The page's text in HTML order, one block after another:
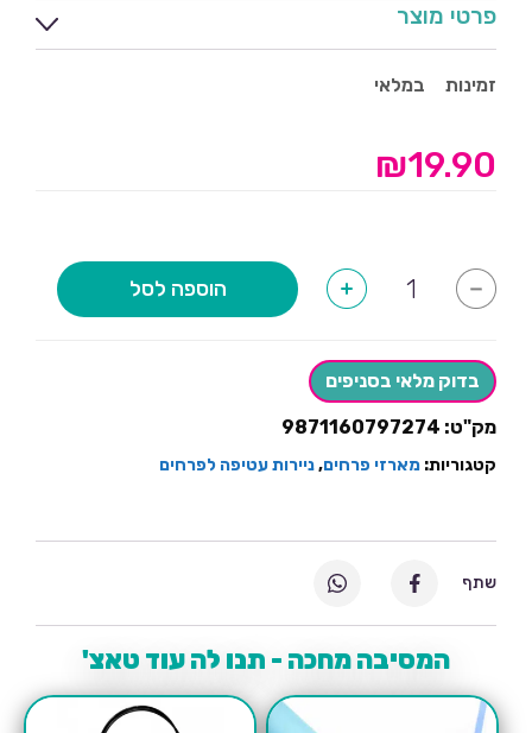
פרטי מוצר
זמינות במלאי
₪19.90
-
של
-
חום
קראפט
+ הוספה לסל
בדוק מלאי בסניפים
מק"ט: 9871160797274
קטגוריות: מארזי פרחים,ניירות עטיפה לפרחים
המסיבה מחכה - תנו לה עוד טאצ'
שתף